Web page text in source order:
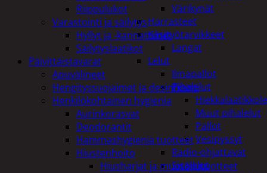
Värikynät
Harrasteet
Käsityötarvikkeet
Langat
Lelut
Ilmapallot
Pihalelut
Muut pihalelut
Pallot
Vesipyssyt
Radio-ohjattavat
Sisälelut
Riippulukot
Varastointi ja säilytys
Hyllyt ja -kannattimet
Säilytyslaatikot
Päivittäistavarat
Apuvälineet
Hengityssuojaimet ja desinfiointi
Henkilökohtainen hygienia
Aurinkorasvat
Deodorantit
Hammashygienia tuotteet
Hiustenhoito
Hiusharjat ja muotoilutuotteet